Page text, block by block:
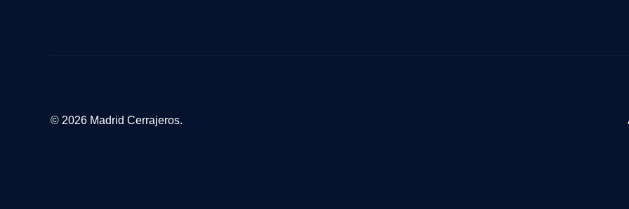
© 2026 Madrid Cerrajeros.